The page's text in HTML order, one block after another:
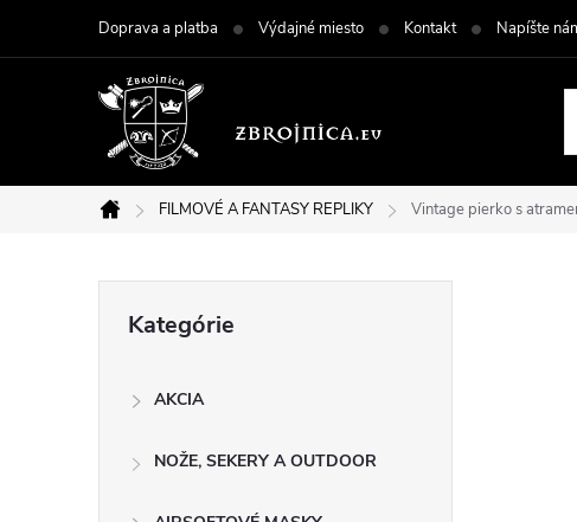
Doprava a platba Výdajné miesto Kontakt Napíšte
Domov
FILMOVÉ A FANTASY REPLIKY Vintage pierko s
kategórie
Kategórie
AKCIA
NOŽE, SEKERY A OUTDOOR